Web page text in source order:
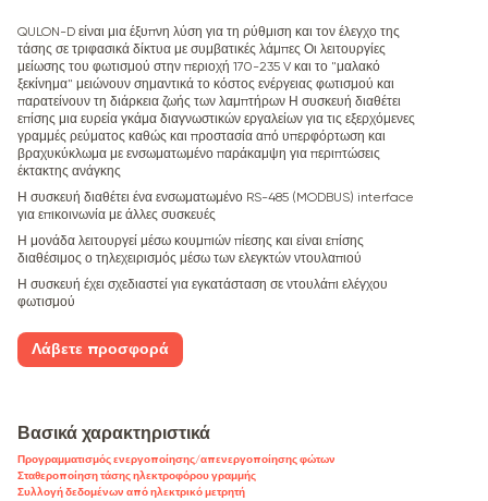
QULON-D είναι μια έξυπνη λύση για τη ρύθμιση και τον έλεγχο της
τάσης σε τριφασικά δίκτυα με συμβατικές λάμπες Οι λειτουργίες
μείωσης του φωτισμού στην περιοχή 170-235 V και το "μαλακό
ξεκίνημα" μειώνουν σημαντικά το κόστος ενέργειας φωτισμού και
παρατείνουν τη διάρκεια ζωής των λαμπτήρων Η συσκευή διαθέτει
επίσης μια ευρεία γκάμα διαγνωστικών εργαλείων για τις εξερχόμενες
γραμμές ρεύματος καθώς και προστασία από υπερφόρτωση και
βραχυκύκλωμα με ενσωματωμένο παράκαμψη για περιπτώσεις
έκτακτης ανάγκης
Η συσκευή διαθέτει ένα ενσωματωμένο RS-485 (MODBUS) interface
για επικοινωνία με άλλες συσκευές
Η μονάδα λειτουργεί μέσω κουμπιών πίεσης και είναι επίσης
διαθέσιμος ο τηλεχειρισμός μέσω των ελεγκτών ντουλαπιού
Η συσκευή έχει σχεδιαστεί για εγκατάσταση σε ντουλάπι ελέγχου
φωτισμού
Λάβετε προσφορά
Βασικά χαρακτηριστικά
Προγραμματισμός ενεργοποίησης/απενεργοποίησης φώτων
Σταθεροποίηση τάσης ηλεκτροφόρου γραμμής
Συλλογή δεδομένων από ηλεκτρικό μετρητή